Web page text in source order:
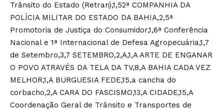
Trânsito do Estado (Retran),1,52ª COMPANHIA DA
POLÍCIA MILITAR DO ESTADO DA BAHIA,2,5ª
Promotoria de Justiça do Consumidor,1,6ª Conferência
Nacional e 1ª Internacional de Defesa Agropecuária,1,7
de Setembro,3,7 SETEMBRO,2,A,1,A ARTE DE ENGANAR
O POVO ATRAVÉS DA TELA DA TV,8,A BAHIA CADA VEZ
MELHOR,1,A BURGUESIA FEDE,15,a cancha do
corbacho,2,A CARA DO FASCISMO,13,A CIDADE,15,A
Coordenação Geral de Trânsito e Transportes de